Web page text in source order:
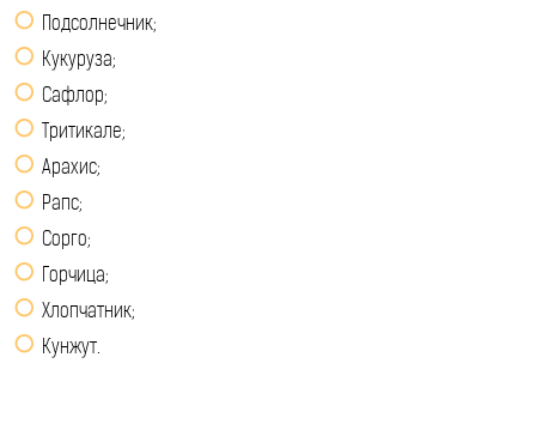
Подсолнечник;
Кукуруза;
Сафлор;
Тритикале;
Арахис;
Рапс;
Сорго;
Горчица;
Хлопчатник;
Кунжут.